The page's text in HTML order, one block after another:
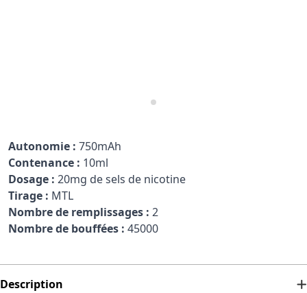
Autonomie : 750mAh
Contenance : 10ml
Dosage : 20mg de sels de nicotine
Tirage : MTL
Nombre de remplissages : 2
Nombre de bouffées : 45000
Description